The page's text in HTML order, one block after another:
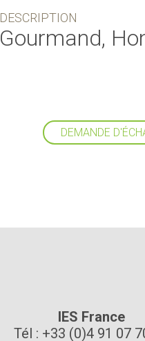
DESCRIPTION
Gourmand,
DEMANDE
IES France
Tél : +33 (0)4 91 07